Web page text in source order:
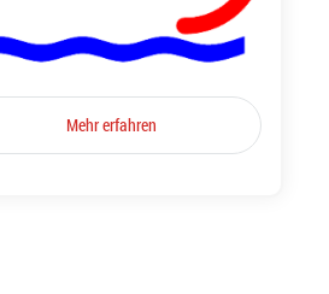
Mehr erfahren